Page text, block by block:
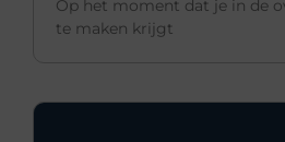
Op het moment dat je in de
te maken krijgt